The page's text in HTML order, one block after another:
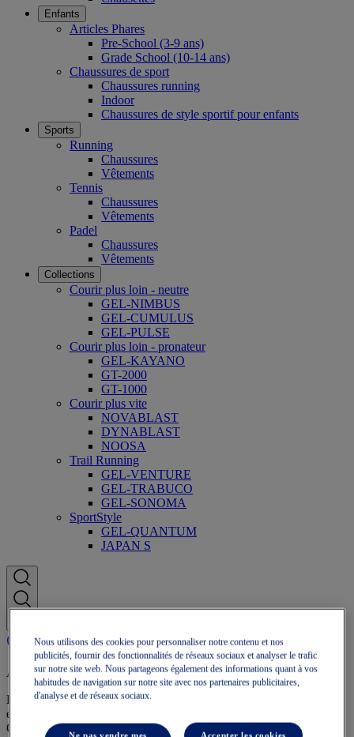
Enfants
Articles Phares
Pre-School (3-9 ans)
Grade School (10-14 ans)
Chaussures de sport
Chaussures running
Indoor
Chaussures de style sportif pour enfants
Sports
Running
Chaussures
Vêtements
Tennis
Chaussures
Vêtements
Padel
Chaussures
Vêtements
Collections
Courir plus loin - neutre
GEL-NIMBUS
GEL-CUMULUS
GEL-PULSE
Courir plus loin - pronateur
GEL-KAYANO
GT-2000
GT-1000
Courir plus vite
NOVABLAST
DYNABLAST
NOOSA
Trail Running
GEL-VENTURE
GEL-TRABUCO
GEL-SONOMA
SportStyle
GEL-QUANTUM
JAPAN S
Adhésion OneASICS
Profitez de la livraison gratuite, des retours gratuits, de réductions
exclusives et bien plus encore grâce aux avantages fidélité
OneASICS™.
Nous utilisons des cookies pour personnaliser notre contenu et nos
publicités, fournir des fonctionnalités de réseaux sociaux et analyser le trafic
sur notre site web. Nous partageons également des informations quant à vos
habitudes de navigation sur notre site avec nos partenaires publicitaires,
d'analyse et de réseaux sociaux.